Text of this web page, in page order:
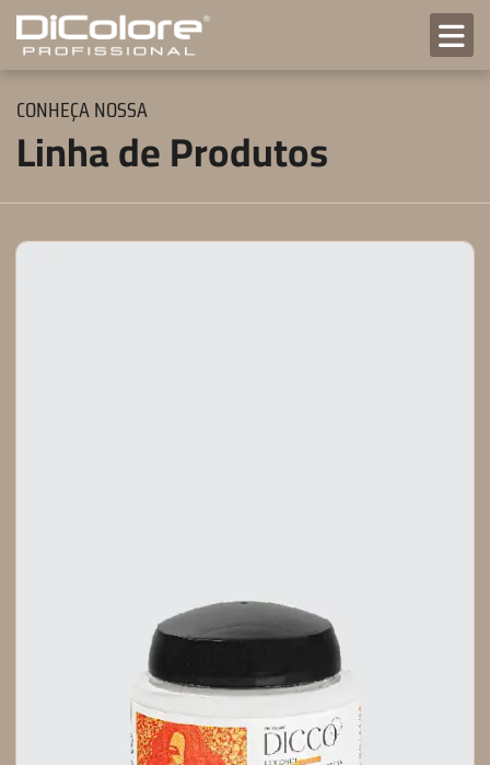
CONHEÇA NOSSA
Linha de Produtos